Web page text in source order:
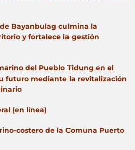
Bayanbulag culmina la
y fortalece la gestión
del Pueblo Tidung en el
futuro mediante la revitalización
(en línea)
costero de la Comuna Puerto